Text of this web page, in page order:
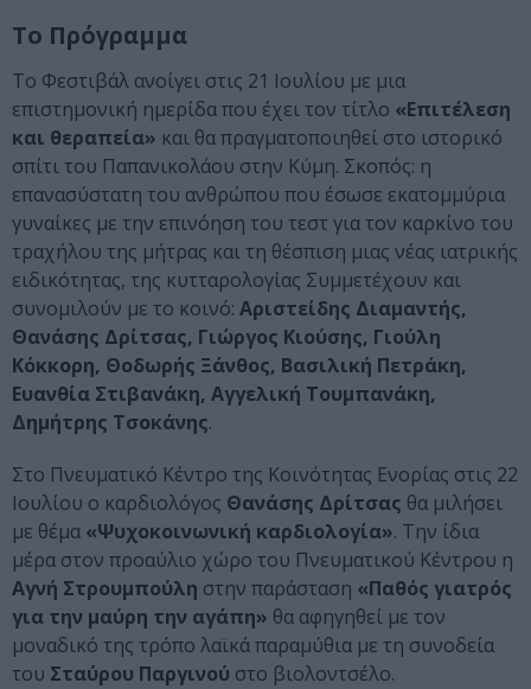
Το Πρόγραμμα
Το Φεστιβάλ ανοίγει στις 21 Ιουλίου με μια
επιστημονική ημερίδα που έχει τον τίτλο «Επιτέλεση
και θεραπεία» και θα πραγματοποιηθεί στο ιστορικό
σπίτι του Παπανικολάου στην Κύμη. Σκοπός: η
επανασύστατη του ανθρώπου που έσωσε εκατομμύρια
γυναίκες με την επινόηση του τεστ για τον καρκίνο του
τραχήλου της μήτρας και τη θέσπιση μιας νέας ιατρικής
ειδικότητας, της κυτταρολογίας Συμμετέχουν και
συνομιλούν με το κοινό: Αριστείδης Διαμαντής,
Θανάσης Δρίτσας, Γιώργος Κιούσης, Γιούλη
Κόκκορη, Θοδωρής Ξάνθος, Βασιλική Πετράκη,
Ευανθία Στιβανάκη, Αγγελική Τουμπανάκη,
Δημήτρης Τσοκάνης.
Στο Πνευματικό Κέντρο της Κοινότητας Ενορίας στις 22
Ιουλίου ο καρδιολόγος Θανάσης Δρίτσας θα μιλήσει
με θέμα «Ψυχοκοινωνική καρδιολογία». Την ίδια
μέρα στον προαύλιο χώρο του Πνευματικού Κέντρου η
Αγνή Στρουμπούλη στην παράσταση «Παθός γιατρός
για την μαύρη την αγάπη» θα αφηγηθεί με τον
μοναδικό της τρόπο λαϊκά παραμύθια με τη συνοδεία
του Σταύρου Παργινού στο βιολοντσέλο.